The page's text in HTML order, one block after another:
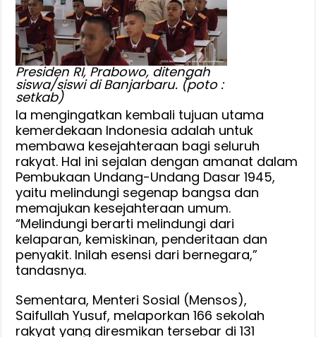
Presiden RI, Prabowo, ditengah
siswa/siswi di Banjarbaru. (poto :
setkab)
‎‎Ia mengingatkan kembali tujuan utama
kemerdekaan Indonesia adalah untuk
membawa kesejahteraan bagi seluruh
rakyat. Hal ini sejalan dengan amanat dalam
Pembukaan Undang-Undang Dasar 1945,
yaitu melindungi segenap bangsa dan
memajukan kesejahteraan umum.
“Melindungi berarti melindungi dari
kelaparan, kemiskinan, penderitaan dan
penyakit. Inilah esensi dari bernegara,”
tandasnya.
‎Sementara, Menteri Sosial (Mensos),
Saifullah Yusuf, melaporkan 166 sekolah
rakyat yang diresmikan tersebar di 131